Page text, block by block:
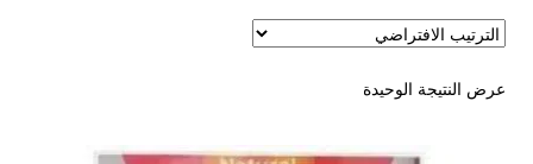
اتمام الطلب
ادوية تخسيس
اكسسوارات مثيره
عرض النتيجة الوحيدة